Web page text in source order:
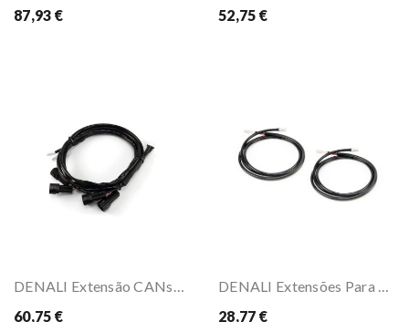
87,93 €
52,75 €
60,75 €
28,77 €